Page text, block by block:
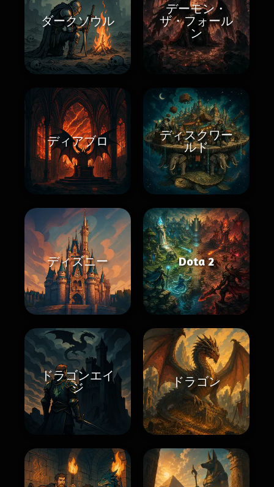
ダークソウル
デーモン・
ザ・フォール
ン
ディアブロ
ディスクワー
ルド
ディズニー Dota 2
ドラゴンエイ
ジ
ドラゴン